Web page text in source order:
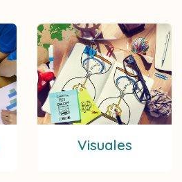
Visuales